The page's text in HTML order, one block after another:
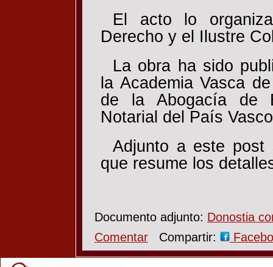
El acto lo
Derecho y el Ilustre
La obra ha sido
la Academia Vasca
de la Abogacía de
Notarial del País
Adjunto a este post
que resume los
Documento adjunto: Donostia
Comentar
Compartir: